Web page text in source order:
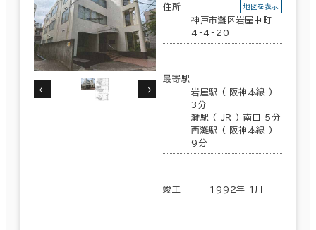
住所
神戸市灘区岩屋中町
4-4-20
地図を表示
最寄駅
岩屋駅 ( 阪神本線 )
3分
灘駅 ( ＪＲ ) 南口 5分
西灘駅 ( 阪神本線 )
9分
竣工 1992年 1月